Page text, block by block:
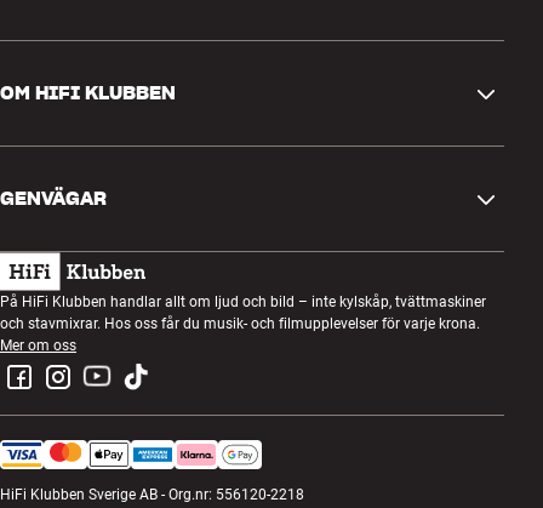
Retur och reklamation
Ångra beställning
Köpvillkor
Integritetspolicy
OM HIFI KLUBBEN
Kundklubb
Lyssnarkväll
Tävlingar
Jobb i HiFi Klubben
GENVÄGAR
Presentkort
Bygg med ljud
Montering och installation
Retur av elavfall
Produktrecensioner
På HiFi Klubben handlar allt om ljud och bild – inte kylskåp, tvättmaskiner
och stavmixrar. Hos oss får du musik- och filmupplevelser för varje krona.
Mer om oss
HiFi Klubben Sverige AB - Org.nr: 556120-2218